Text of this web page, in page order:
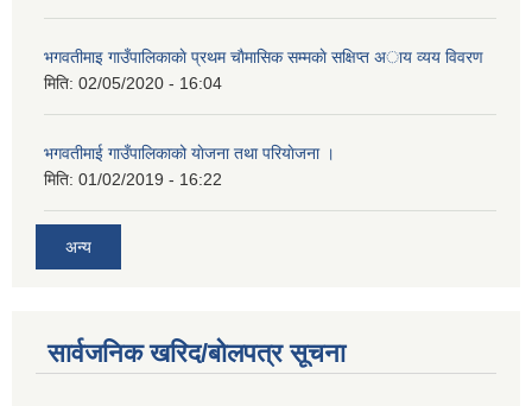
भगवतीमाइ गाउँपालिकाकाे प्रथम चाैमासिक सम्मकाे सक्षिप्त अाय व्यय विवरण
मिति: 02/05/2020 - 16:04
भगवतीमाई गाउँपालिकाको याेजना तथा परियाेजना ।
मिति: 01/02/2019 - 16:22
अन्य
सार्वजनिक खरिद/बोलपत्र सूचना